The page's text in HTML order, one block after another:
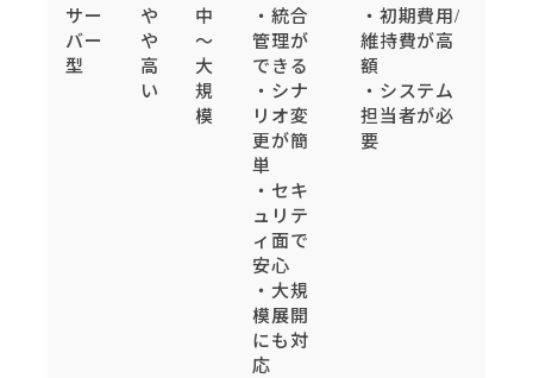
サー
バー
型
や
や
高
い
中
～
大
規
模
・統合
管理が
できる
・シナ
リオ変
更が簡
単
・セキ
ュリテ
ィ面で
安心
・大規
模展開
にも対
応
・初期費用/
維持費が高
額
・システム
担当者が必
要